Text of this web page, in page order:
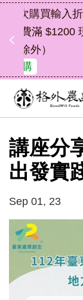
中秋禮盒
油
講座分
出發實
Sep 01, 23